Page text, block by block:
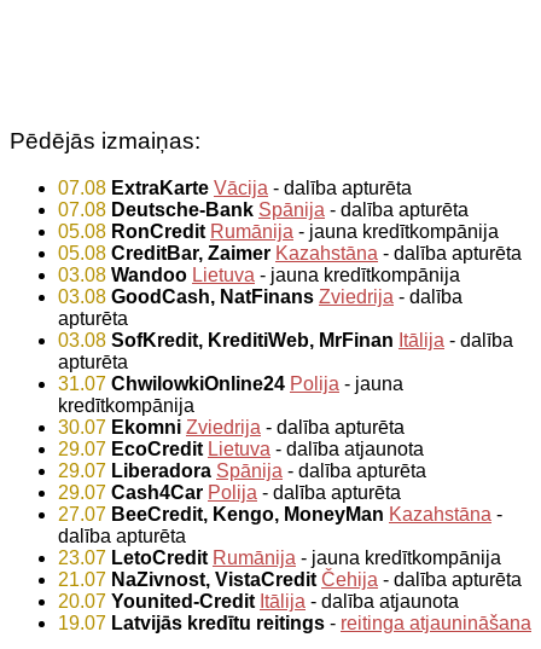
Pēdējās izmaiņas:
07.08 ExtraKarte Vācija - dalība apturēta
07.08 Deutsche-Bank Spānija - dalība apturēta
05.08 RonCredit Rumānija - jauna kredītkompānija
05.08 CreditBar, Zaimer Kazahstāna - dalība apturēta
03.08 Wandoo Lietuva - jauna kredītkompānija
03.08 GoodCash, NatFinans Zviedrija - dalība
apturēta
03.08 SofKredit, KreditiWeb, MrFinan Itālija - dalība
apturēta
31.07 ChwilowkiOnline24 Polija - jauna
kredītkompānija
30.07 Ekomni Zviedrija - dalība apturēta
29.07 EcoCredit Lietuva - dalība atjaunota
29.07 Liberadora Spānija - dalība apturēta
29.07 Cash4Car Polija - dalība apturēta
27.07 BeeCredit, Kengo, MoneyMan Kazahstāna -
dalība apturēta
23.07 LetoCredit Rumānija - jauna kredītkompānija
21.07 NaZivnost, VistaCredit Čehija - dalība apturēta
20.07 Younited-Credit Itālija - dalība atjaunota
19.07 Latvijās kredītu reitings - reitinga atjaunināšana